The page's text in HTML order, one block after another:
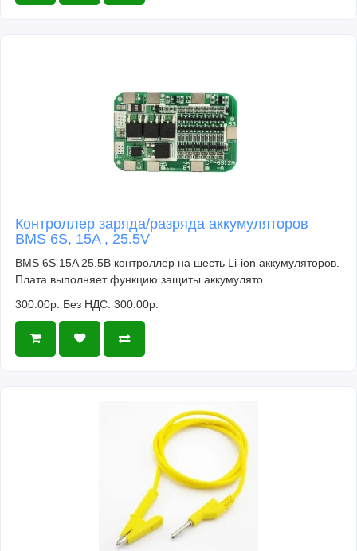
Контроллер заряда/разряда аккумуляторов
BMS 6S, 15A , 25.5V
BMS 6S 15A 25.5В контроллер на шесть Li-ion аккумуляторов.
Плата выполняет функцию защиты аккумулято..
300.00р. Без НДС: 300.00р.